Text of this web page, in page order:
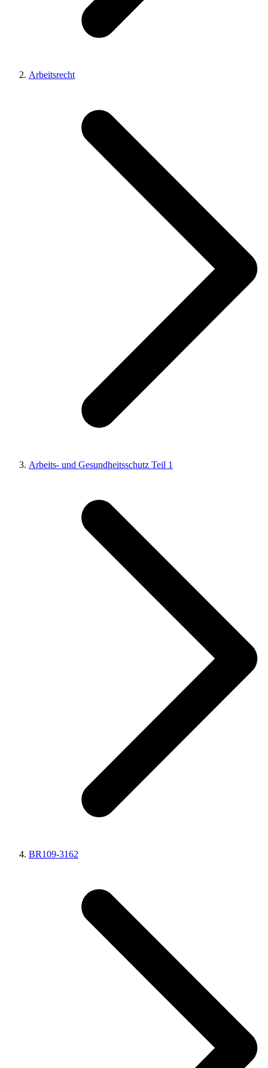
Arbeitsrecht
Arbeits- und Gesundheitsschutz Teil 1
BR109-3162